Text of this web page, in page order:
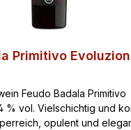
Primitivo
Feudo Badala Primitivo
% vol. Vielschichtig und
opulent und